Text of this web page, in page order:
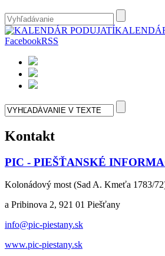
FacebookRSS
Kontakt
PIC - PIEŠŤANSKÉ
Kolonádový most (Sad A. Kmeťa 1783/
a Pribinova 2, 921 01 Piešťany
info@pic-piestany.sk
www.pic-piestany.sk